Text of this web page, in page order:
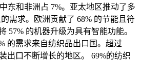
东和非洲占 7%。亚太地区推动了多
需求。欧洲贡献了 68% 的节能且符
57% 的机器升级为具有智能功能。
的需求来自纺织品出口国。超过
出口不断增长的地区。 69%的纺织